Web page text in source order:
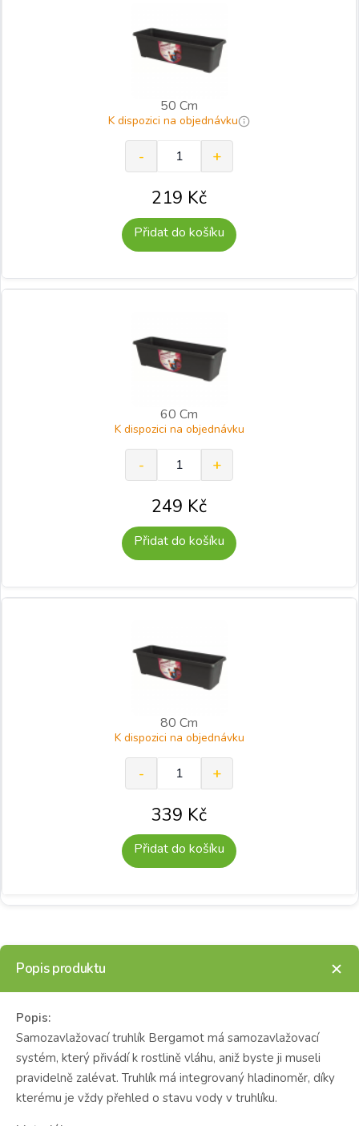
50 Cm
K dispozici na objednávku
219 Kč
Přidat do košíku
60 Cm
K dispozici na objednávku
249 Kč
Přidat do košíku
80 Cm
K dispozici na objednávku
339 Kč
Přidat do košíku
Popis produktu
Popis:
Samozavlažovací truhlík Bergamot má samozavlažovací
systém, který přivádí k rostlině vláhu, aniž byste ji museli
pravidelně zalévat. Truhlík má integrovaný hladinoměr, díky
kterému je vždy přehled o stavu vody v truhlíku.